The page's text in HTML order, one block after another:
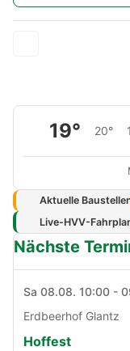
19° 20°
Aktuelle
Live-HVV-
Nächste
Sa 08.08. 10:00 -
Erdbeerhof Glantz
Hoffest